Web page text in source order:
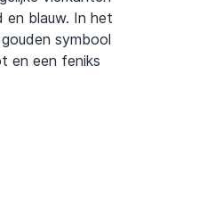
en blauw. In het
symbool
en een feniks